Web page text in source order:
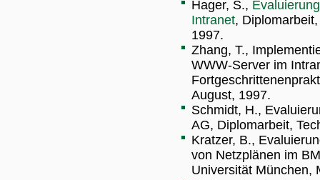
Hager, S.,
Intranet,
1997.
Zhang, T.,
WWW-Server im
August, 1997.
Schmidt, H.,
AG, Diplomarbeit,
Kratzer, B.,
von Netzplänen im
Universität München,